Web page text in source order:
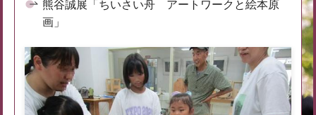
熊谷誠展「ちいさい舟 アートワークと絵本原
画」